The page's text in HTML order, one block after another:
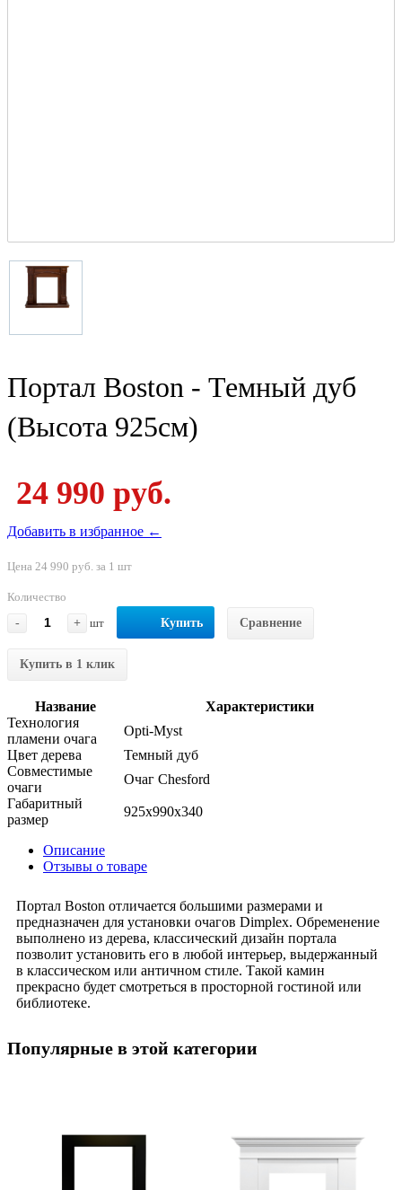
Портал Boston - Темный дуб
(Высота 925см)
24 990 руб.
Добавить в избранное ←
Цена 24 990 руб. за 1 шт
Количество
-
+ шт Купить Сравнение
Купить в 1 клик
Название
Характеристики
Технология
пламени очага
Opti-Myst
Цвет дерева
Темный дуб
Совместимые
очаги
Очаг Chesford
Габаритный
размер
925x990x340
Описание
Отзывы о товаре
Портал Boston отличается большими размерами и
предназначен для установки очагов Dimplex. Обременение
выполнено из дерева, классический дизайн портала
позволит установить его в любой интерьер, выдержанный
в классическом или античном стиле. Такой камин
прекрасно будет смотреться в просторной гостиной или
библиотеке.
Популярные в этой категории